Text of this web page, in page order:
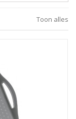
Toon alles